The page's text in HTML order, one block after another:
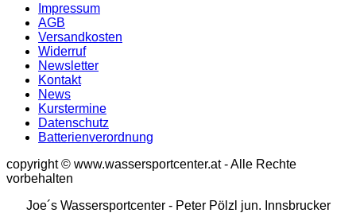
Impressum
AGB
Versandkosten
Widerruf
Newsletter
Kontakt
News
Kurstermine
Datenschutz
Batterienverordnung
copyright © www.wassersportcenter.at - Alle Rechte
vorbehalten
Joe´s Wassersportcenter - Peter Pölzl jun. Innsbrucker